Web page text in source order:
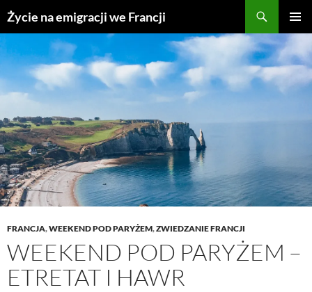
Przejdź
do
treści
Życie na emigracji we Francji
FRANCJA,WEEKEND POD PARYŻEM,ZWIEDZANIE FRANCJI
WEEKEND POD PARYŻEM –
ETRETAT I HAWR